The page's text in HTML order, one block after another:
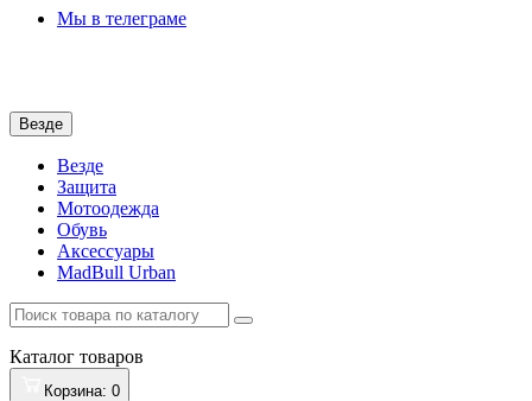
Мы в телеграме
Везде
Везде
Защита
Мотоодежда
Обувь
Аксессуары
MadBull Urban
Каталог товаров
Корзина: 0